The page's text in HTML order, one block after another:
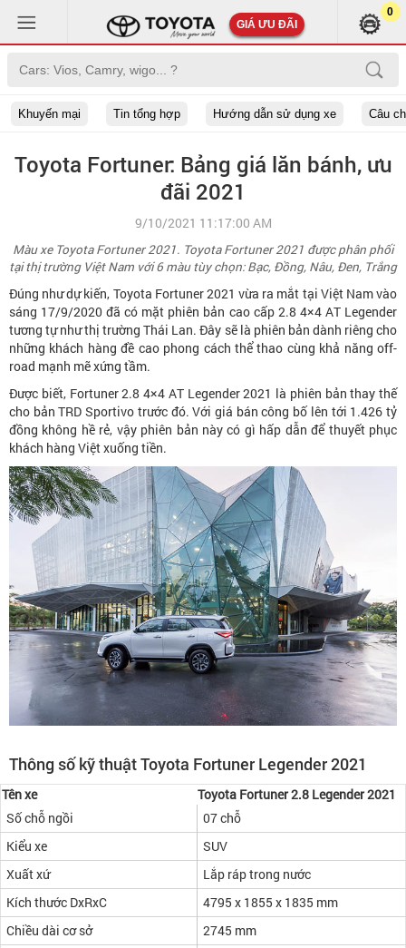
GIÁ ƯU ĐÃI
0
Khuyến mại Tin tổng hợp Hướng dẫn sử dụng xe Câu
Toyota Fortuner: Bảng giá lăn bánh, ưu
đãi 2021
9/10/2021 11:17:00 AM
Màu xe Toyota Fortuner 2021. Toyota Fortuner 2021 được phân phối
tại thị trường Việt Nam với 6 màu tùy chọn: Bạc, Đồng, Nâu, Đen, Trắng
Đúng như dự kiến, Toyota Fortuner 2021 vừa ra mắt tại Việt Nam vào
sáng 17/9/2020 đã có mặt phiên bản cao cấp 2.8 4×4 AT Legender
tương tự như thị trường Thái Lan. Đây sẽ là phiên bản dành riêng cho
những khách hàng đề cao phong cách thể thao cùng khả năng off-
road mạnh mẽ xứng tầm.
Được biết, Fortuner 2.8 4×4 AT Legender 2021 là phiên bản thay thế
cho bản TRD Sportivo trước đó. Với giá bán công bố lên tới 1.426 tỷ
đồng không hề rẻ, vậy phiên bản này có gì hấp dẫn để thuyết phục
khách hàng Việt xuống tiền.
Thông số kỹ thuật Toyota Fortuner Legender 2021
Tên xe
Toyota Fortuner 2.8 Legender 2021
Số chỗ ngồi
07 chỗ
Kiểu xe
SUV
Xuất xứ
Lắp ráp trong nước
Kích thước DxRxC
4795 x 1855 x 1835 mm
Chiều dài cơ sở
2745 mm